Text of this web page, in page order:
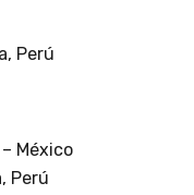
Perú
México
Perú